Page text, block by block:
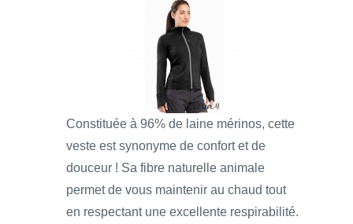
Constituée à 96% de laine mérinos, cette
veste est synonyme de confort et de
douceur ! Sa fibre naturelle animale
permet de vous maintenir au chaud tout
en respectant une excellente respirabilité.